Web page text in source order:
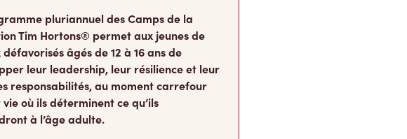
pluriannuel des Camps de la
Tim Hortons® permet aux jeunes de
âgés de 12 à 16 ans de
leur leadership, leur résilience et leur
responsabilités, au moment carrefour
où ils déterminent ce qu’ils
à l’âge adulte.